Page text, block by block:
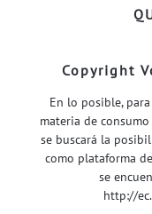
Copyright
En lo posible,
materia de
se buscará la
como plataforma
se
http://